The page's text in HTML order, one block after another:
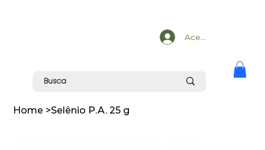
Acesse
Home >Selênio P.A. 25 g